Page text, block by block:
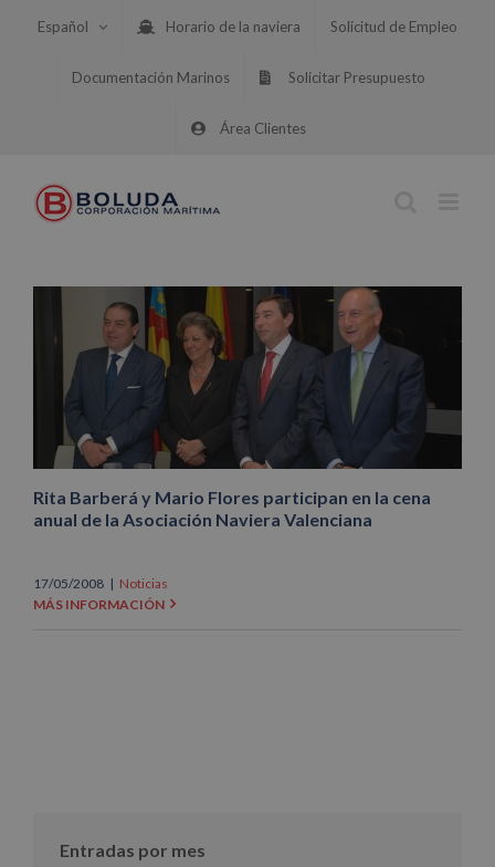
Español Horario de la naviera Solicitud de Empleo
Documentación Marinos Solicitar Presupuesto
Área Clientes
Rita Barberá y Mario Flores participan en la cena
anual de la Asociación Naviera Valenciana
17/05/2008 | Noticias
MÁS INFORMACIÓN
Entradas por mes